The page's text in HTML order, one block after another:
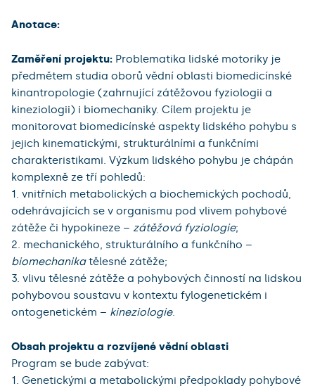
Anotace:
Zaměření projektu: Problematika lidské motoriky je
předmětem studia oborů vědní oblasti biomedicínské
kinantropologie (zahrnující zátěžovou fyziologii a
kineziologii) i biomechaniky. Cílem projektu je
monitorovat biomedicínské aspekty lidského pohybu s
jejich kinematickými, strukturálními a funkčními
charakteristikami. Výzkum lidského pohybu je chápán
komplexně ze tří pohledů:
1. vnitřních metabolických a biochemických pochodů,
odehrávajících se v organismu pod vlivem pohybové
zátěže či hypokineze – zátěžová fyziologie;
2. mechanického, strukturálního a funkčního –
biomechanikatělesné zátěže;
3. vlivu tělesné zátěže a pohybových činností na lidskou
pohybovou soustavu v kontextu fylogenetickém i
ontogenetickém – kineziologie.
Obsah projektu a rozvíjené vědní oblasti
Program se bude zabývat:
1. Genetickými a metabolickými předpoklady pohybové